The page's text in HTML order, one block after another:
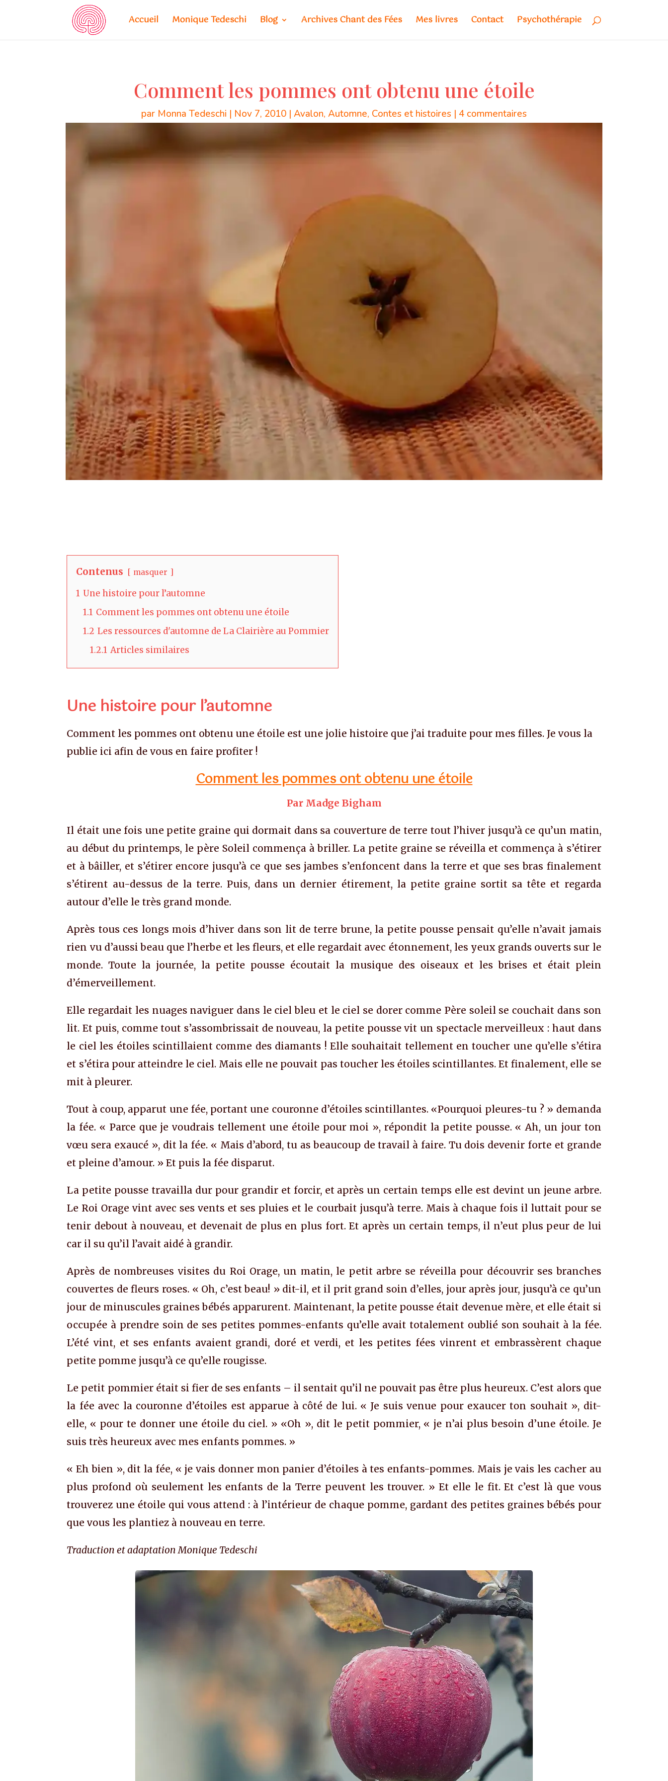
Accueil Monique Tedeschi Blog Archives Chant des Fées Mes livres Contact Psychothérapie
Comment les pommes ont obtenu une étoile
par Monna Tedeschi | Nov 7, 2010 | Avalon, Automne, Contes et histoires | 4 commentaires
Contenus masquer
1 Une histoire pour l’automne
1.1 Comment les pommes ont obtenu une étoile
1.2 Les ressources d'automne de La Clairière au Pommier
1.2.1 Articles similaires
Une histoire pour l’automne
Comment les pommes ont obtenu une étoile est une jolie histoire que j’ai traduite pour mes filles. Je vous la
publie ici afin de vous en faire profiter !
Comment les pommes ont obtenu une étoile
Par Madge Bigham
Il était une fois une petite graine qui dormait dans sa couverture de terre tout l’hiver jusqu’à ce qu’un matin,
au début du printemps, le père Soleil commença à briller. La petite graine se réveilla et commença à s’étirer
et à bâiller, et s’étirer encore jusqu’à ce que ses jambes s’enfoncent dans la terre et que ses bras finalement
s’étirent au-dessus de la terre. Puis, dans un dernier étirement, la petite graine sortit sa tête et regarda
autour d’elle le très grand monde.
Après tous ces longs mois d’hiver dans son lit de terre brune, la petite pousse pensait qu’elle n’avait jamais
rien vu d’aussi beau que l’herbe et les fleurs, et elle regardait avec étonnement, les yeux grands ouverts sur le
monde. Toute la journée, la petite pousse écoutait la musique des oiseaux et les brises et était plein
d’émerveillement.
Elle regardait les nuages naviguer dans le ciel bleu et le ciel se dorer comme Père soleil se couchait dans son
lit. Et puis, comme tout s’assombrissait de nouveau, la petite pousse vit un spectacle merveilleux : haut dans
le ciel les étoiles scintillaient comme des diamants ! Elle souhaitait tellement en toucher une qu’elle s’étira
et s’étira pour atteindre le ciel. Mais elle ne pouvait pas toucher les étoiles scintillantes. Et finalement, elle se
mit à pleurer.
Tout à coup, apparut une fée, portant une couronne d’étoiles scintillantes. «Pourquoi pleures-tu ? » demanda
la fée. « Parce que je voudrais tellement une étoile pour moi », répondit la petite pousse. « Ah, un jour ton
vœu sera exaucé », dit la fée. « Mais d’abord, tu as beaucoup de travail à faire. Tu dois devenir forte et grande
et pleine d’amour. » Et puis la fée disparut.
La petite pousse travailla dur pour grandir et forcir, et après un certain temps elle est devint un jeune arbre.
Le Roi Orage vint avec ses vents et ses pluies et le courbait jusqu’à terre. Mais à chaque fois il luttait pour se
tenir debout à nouveau, et devenait de plus en plus fort. Et après un certain temps, il n’eut plus peur de lui
car il su qu’il l’avait aidé à grandir.
Après de nombreuses visites du Roi Orage, un matin, le petit arbre se réveilla pour découvrir ses branches
couvertes de fleurs roses. « Oh, c’est beau! » dit-il, et il prit grand soin d’elles, jour après jour, jusqu’à ce qu’un
jour de minuscules graines bébés apparurent. Maintenant, la petite pousse était devenue mère, et elle était si
occupée à prendre soin de ses petites pommes-enfants qu’elle avait totalement oublié son souhait à la fée.
L’été vint, et ses enfants avaient grandi, doré et verdi, et les petites fées vinrent et embrassèrent chaque
petite pomme jusqu’à ce qu’elle rougisse.
Le petit pommier était si fier de ses enfants – il sentait qu’il ne pouvait pas être plus heureux. C’est alors que
la fée avec la couronne d’étoiles est apparue à côté de lui. « Je suis venue pour exaucer ton souhait », dit-
elle, « pour te donner une étoile du ciel. » «Oh », dit le petit pommier, « je n’ai plus besoin d’une étoile. Je
suis très heureux avec mes enfants pommes. »
« Eh bien », dit la fée, « je vais donner mon panier d’étoiles à tes enfants-pommes. Mais je vais les cacher au
plus profond où seulement les enfants de la Terre peuvent les trouver. » Et elle le fit. Et c’est là que vous
trouverez une étoile qui vous attend : à l’intérieur de chaque pomme, gardant des petites graines bébés pour
que vous les plantiez à nouveau en terre.
Traduction et adaptation Monique Tedeschi